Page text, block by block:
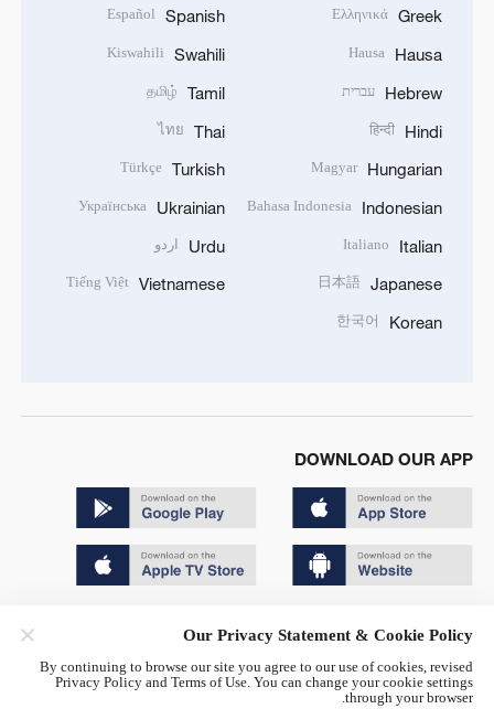
Greek
Ελληνικά
Hausa
Hausa
Hebrew עברית
Hindi
हिन्दी
Hungarian
Magyar
Indonesian
Bahasa Indonesia
Italian
Italiano
Japanese
日本語
Korean
한국어
Spanish
Español
Swahili
Kiswahili
Tamil
தமிழ்
Thai
ไทย
Turkish
Türkçe
Ukrainian
Українська
Urdu اردو
Vietnamese
Tiếng Việt
DOWNLOAD OUR APP
京公网安备 11010502050052号
Our Privacy Statement & Cookie Policy
By continuing to browse our site you agree to our use of cookies, revised
Privacy Policy and Terms of Use. You can change your cookie settings
through your browser.